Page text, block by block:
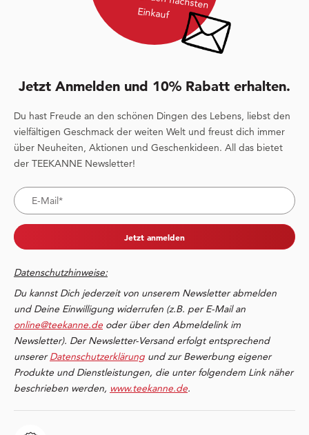
Einkauf
Jetzt Anmelden und 10% Rabatt erhalten.
Du hast Freude an den schönen Dingen des Lebens, liebst den
vielfältigen Geschmack der weiten Welt und freust dich immer
über Neuheiten, Aktionen und Geschenkideen. All das bietet
der TEEKANNE Newsletter!
Jetzt anmelden
Datenschutzhinweise:
Du kannst Dich jederzeit von unserem Newsletter abmelden
und Deine Einwilligung widerrufen (z.B. per E-Mail an
online@teekanne.de oder über den Abmeldelink im
Newsletter). Der Newsletter-Versand erfolgt entsprechend
unsererDatenschutzerklärung und zur Bewerbung eigener
Produkte und Dienstleistungen, die unter folgendem Link näher
beschrieben werden, www.teekanne.de.